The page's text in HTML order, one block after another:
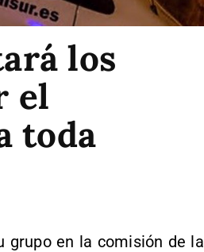
los
el
toda
grupo en la comisión de la